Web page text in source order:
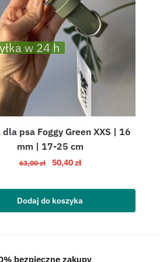
w 24 h
dla psa Foggy Green XXS | 16
mm | 17-25 cm
63,00zł 50,40zł
Dodaj do koszyka
bezpieczne zakupy